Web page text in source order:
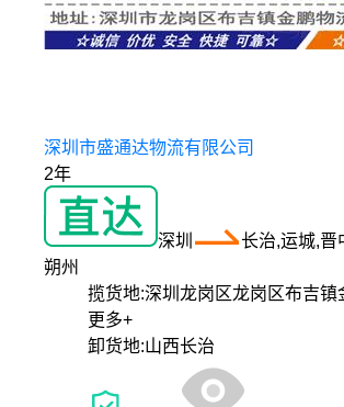
深圳市盛通达物流有限公司
2年
深圳
长治,运城,晋
朔州
揽货地:深圳龙岗区龙岗区布吉镇
更多+
卸货地:山西长治